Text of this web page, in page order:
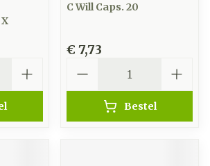
C Will Caps. 20
€ 7,73
Bestel